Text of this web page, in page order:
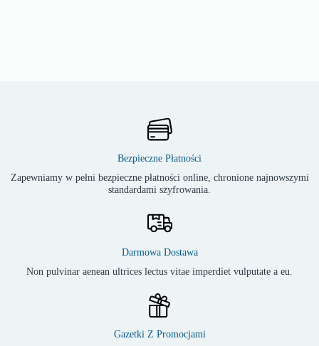
Bezpieczne Płatności
Zapewniamy w pełni bezpieczne płatności online, chronione najnowszymi
standardami szyfrowania.
Darmowa Dostawa
Non pulvinar aenean ultrices lectus vitae imperdiet vulputate a eu.
Gazetki Z Promocjami